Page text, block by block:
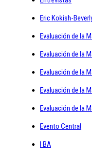
Eric Kokish-
Evaluación de la
Evaluación de la
Evaluación de la
Evaluación de la
Evaluación de la
Evento Central
I BA